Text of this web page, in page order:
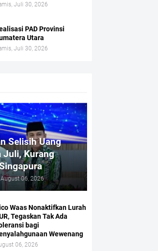
Juli 30, 2026
PAD Provinsi
Utara
Juli 30, 2026
Selisih Uang
Juli, Kurang
August 06, 2026
Waas Nonaktifkan Lurah
Tegaskan Tak Ada
bagi
Wewenang
06, 2026